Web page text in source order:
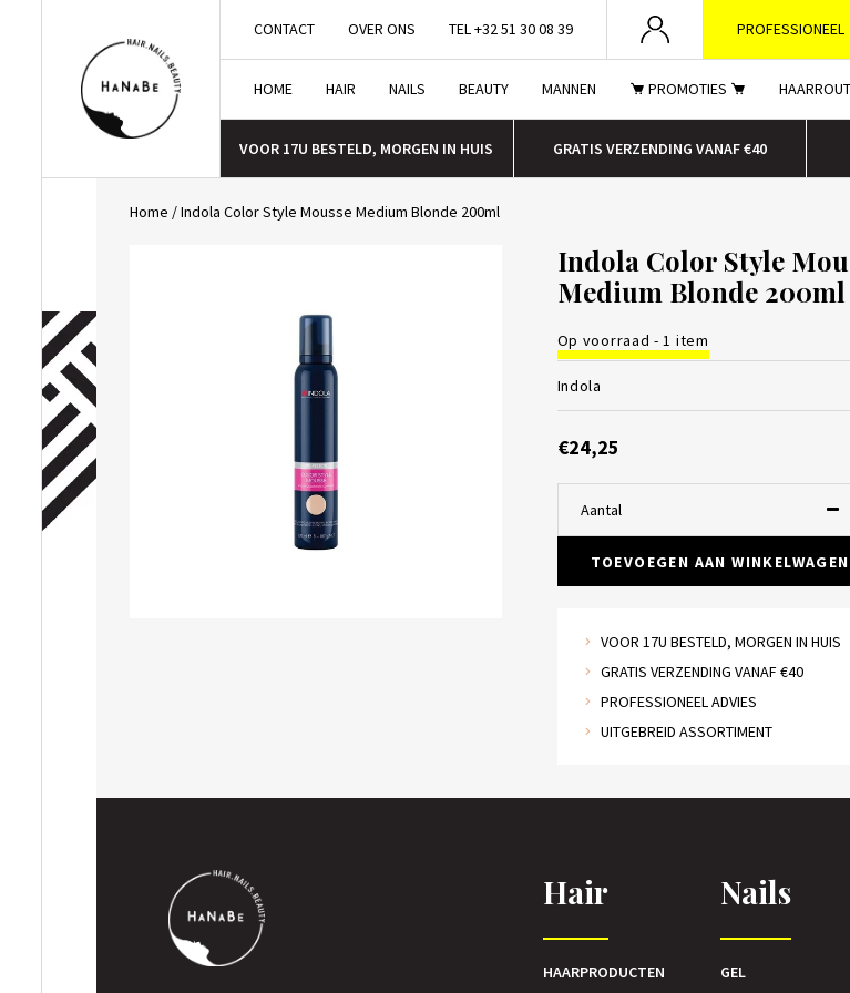
CONTACT OVER ONS TEL +32 51 30 08 39 PROFESSIONEEL
HOME HAIR NAILS BEAUTY MANNEN PROMOTIES
VOOR 17U BESTELD, MORGEN IN HUIS GRATIS VERZENDING VANAF €40
Home /Indola Color Style Mousse Medium Blonde 200ml
Indola Color Style
Medium Blonde 200ml
Op voorraad - 1 item
Indola
€24,25
Aantal
TOEVOEGEN AAN WINKELWAGEN
VOOR 17U BESTELD, MORGEN IN HUIS
GRATIS VERZENDING VANAF €40
PROFESSIONEEL ADVIES
UITGEBREID ASSORTIMENT
Hair
HAARPRODUCTEN
Nails
GEL